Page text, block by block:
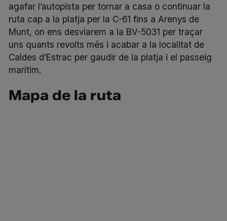
agafar l’autopista per tornar a casa o continuar la
ruta cap a la platja per la C-61 fins a Arenys de
Munt, on ens desviarem a la BV-5031 per traçar
uns quants revolts més i acabar a la localitat de
Caldes d’Estrac per gaudir de la platja i el passeig
marítim.
Mapa de la ruta